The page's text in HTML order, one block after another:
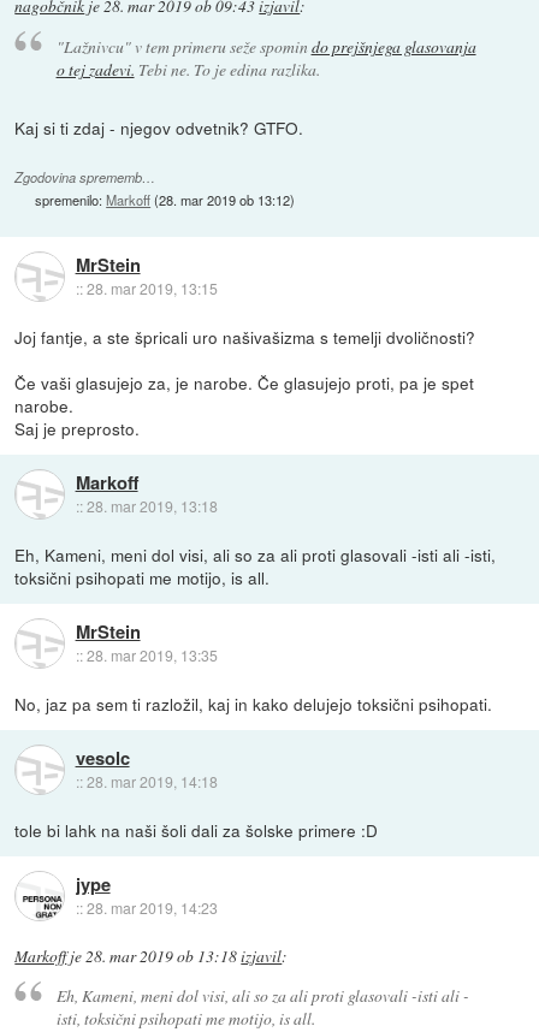
nagobčnik je28. mar 2019 ob 09:43izjavil:
"Lažnivcu" v tem primeru seže spomin do prejšnjega glasovanja
o tej zadevi. Tebi ne. To je edina razlika.
Kaj si ti zdaj - njegov odvetnik? GTFO.
Zgodovina sprememb…
spremenilo:Markoff(28. mar 2019 ob 13:12)
MrStein
::28. mar 2019, 13:15
Joj fantje, a ste špricali uro našivašizma s temelji dvoličnosti?
Če vaši glasujejo za, je narobe. Če glasujejo proti, pa je spet
narobe.
Saj je preprosto.
Markoff
::28. mar 2019, 13:18
Eh, Kameni, meni dol visi, ali so za ali proti glasovali -isti ali -isti,
toksični psihopati me motijo, is all.
MrStein
::28. mar 2019, 13:35
No, jaz pa sem ti razložil, kaj in kako delujejo toksični psihopati.
vesolc
::28. mar 2019, 14:18
tole bi lahk na naši šoli dali za šolske primere :D
jype
::28. mar 2019, 14:23
Markoffje28. mar 2019 ob 13:18izjavil:
Eh, Kameni, meni dol visi, ali so za ali proti glasovali -isti ali -
isti, toksični psihopati me motijo, is all.